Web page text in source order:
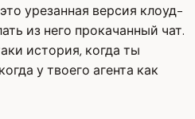
урезанная версия клоуд-
из него прокачанный чат.
история, когда ты
у твоего агента как